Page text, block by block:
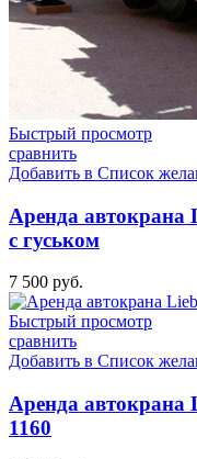
Быстрый просмотр
сравнить
Добавить в Список
Аренда автокрана
с гуськом
7 500 руб.
Быстрый просмотр
сравнить
Добавить в Список
Аренда автокрана
1160